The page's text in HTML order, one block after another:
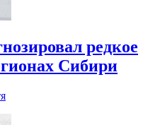
редкое
Сибири